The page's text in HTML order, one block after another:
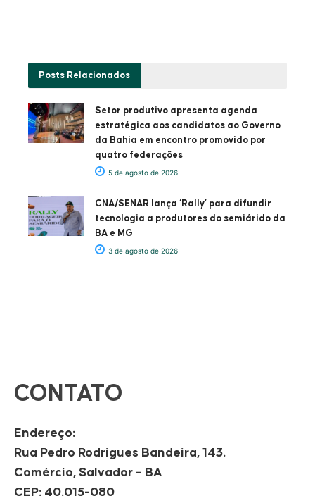
Posts Relacionados
Setor produtivo apresenta agenda
estratégica aos candidatos ao Governo
da Bahia em encontro promovido por
quatro federações
5 de agosto de 2026
CNA/SENAR lança ‘Rally’ para difundir
tecnologia a produtores do semiárido da
BA e MG
3 de agosto de 2026
CONTATO
Endereço:
Rua Pedro Rodrigues Bandeira, 143.
Comércio, Salvador – BA
CEP: 40.015-080